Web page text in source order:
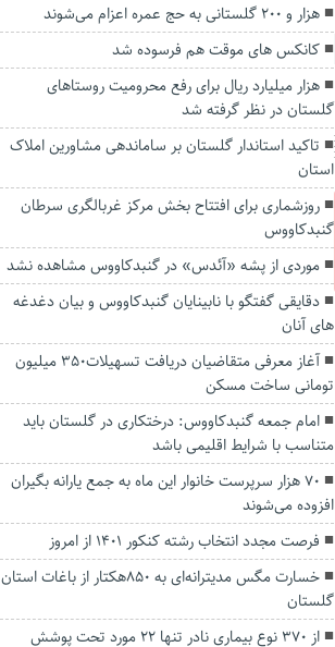
هزار و ۲۰۰ گلستانی به حج عمره اعزام می‌شوند
کانکس های موقت هم فرسوده شد
هزار میلیارد ریال برای رفع محرومیت‌ روستاهای
گلستان در نظر گرفته شد
تاکید استاندار گلستان بر ساماندهی مشاورین املاک
استان
روزشماری برای افتتاح بخش مرکز غربالگری سرطان
گنبدکاووس
موردی از پشه «آئدس» در گنبدکاووس مشاهده نشد
دقایقی گفتگو با نابینایان گنبدکاووس و بیان دغدغه
های آنان
آغاز معرفی متقاضیان دریافت تسهیلات۳۵۰ میلیون
تومانی ساخت مسکن
امام جمعه گنبدکاووس: درختکاری‌ در گلستان باید
متناسب با شرایط اقلیمی باشد
۷۰ هزار سرپرست خانوار این ماه به جمع یارانه بگیران
افزوده می‌شوند
فرصت مجدد انتخاب رشته کنکور ۱۴۰۱ از امروز
خسارت مگس مدیترانه‌ای به ۸۵۰هکتار از باغات استان
گلستان
از ۳۷۰ نوع بیماری نادر تنها ۲۲ مورد تحت پوشش